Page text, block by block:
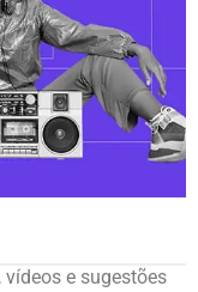
e sugestões